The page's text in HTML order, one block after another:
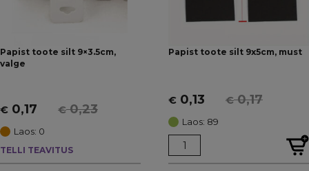
Papist toote silt 9×3.5cm,
valge
€0,23
Algne
hind
oli:
€ 0,23.
€ 0,17
Current
price
is:
€ 0,17.
Laos: 0
TELLI TEAVITUS
Papist toote silt 9x5cm, must
€0,17
Algne
hind
oli:
€ 0,17.
€ 0,13
Current
price
is:
€ 0,13.
Laos: 89